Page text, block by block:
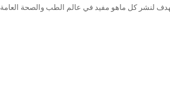
لنشر كل ماهو مفيد في عالم الطب والصحة العامة